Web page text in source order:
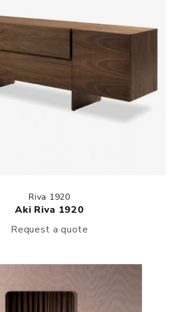
Riva 1920
Aki Riva 1920
Request a quote